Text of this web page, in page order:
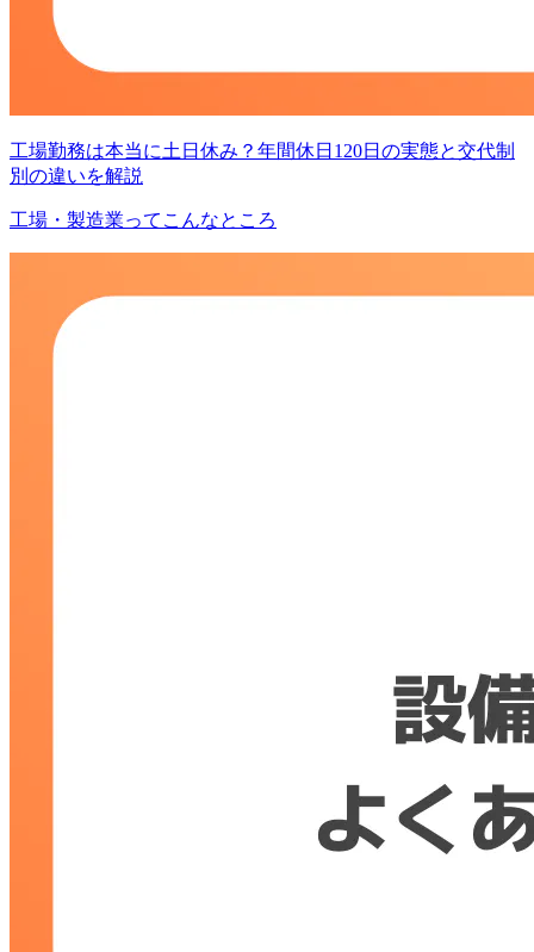
工場勤務は本当に土日休み？年間休日120日の実態と交代制
別の違いを解説
工場・製造業ってこんなところ